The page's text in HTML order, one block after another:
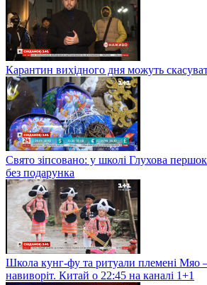
Карантин вихідного дня можуть
Свято зіпсовано: у школі Глухова
без подарунка
Школа кунг-фу та ритуали племені Мяо
навиворіт. Китай о 22:45 на каналі 1+1